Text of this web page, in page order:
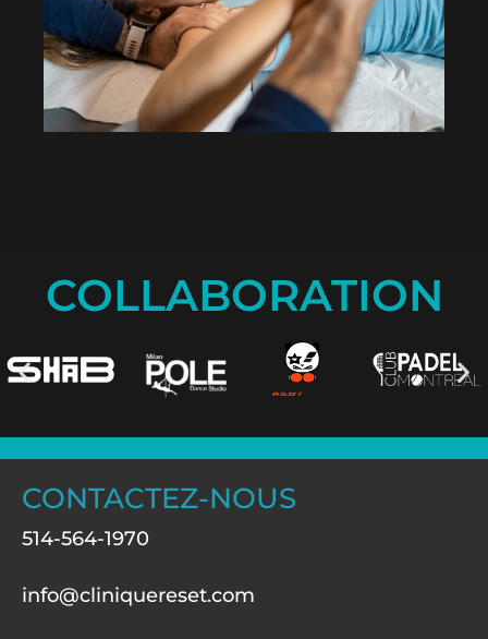
COLLABORATION
CONTACTEZ-NOUS
514-564-1970
info@cliniquereset.com